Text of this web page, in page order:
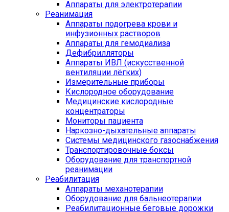
Аппараты для электротерапии
Реанимация
Аппараты подогрева крови и
инфузионных растворов
Аппараты для гемодиализа
Дефибрилляторы
Аппараты ИВЛ (искусственной
вентиляции лёгких)
Измерительные приборы
Кислородное оборудование
Медицинские кислородные
концентраторы
Мониторы пациента
Наркозно-дыхательные аппараты
Системы медицинского газоснабжения
Транспортировочные боксы
Оборудование для транспортной
реанимации
Реабилитация
Аппараты механотерапии
Оборудование для бальнеотерапии
Реабилитационные беговые дорожки